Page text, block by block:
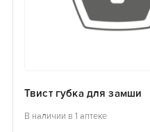
Твист губка для замши
В наличии в 1 аптеке